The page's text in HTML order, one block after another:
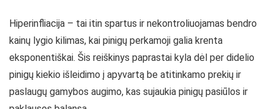
Hiperinfliacija – tai itin spartus ir nekontroliuojamas bendro
kainų lygio kilimas, kai pinigų perkamoji galia krenta
eksponentiškai. Šis reiškinys paprastai kyla dėl per didelio
pinigų kiekio išleidimo į apyvartą be atitinkamo prekių ir
paslaugų gamybos augimo, kas sujaukia pinigų pasiūlos ir